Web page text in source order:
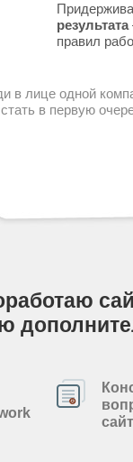
результата
правил
в лице одной
стать в первую